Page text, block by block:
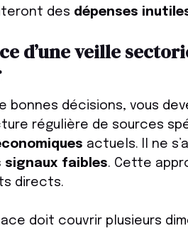
des dépenses
d’une veille
bonnes décisions, vous
régulière de sources
actuels. Il ne
signaux faibles. Cette
directs.
doit couvrir plusieurs